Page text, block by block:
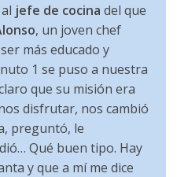
jefe de cocina del que
, un joven chef
más educado y
1 se puso a nuestra
que su misión era
disfrutar, nos cambió
preguntó, le
Qué buen tipo. Hay
y que a mí me dice